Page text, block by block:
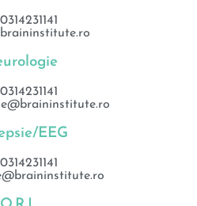
0314231141
0314231141
EEG
0314231141